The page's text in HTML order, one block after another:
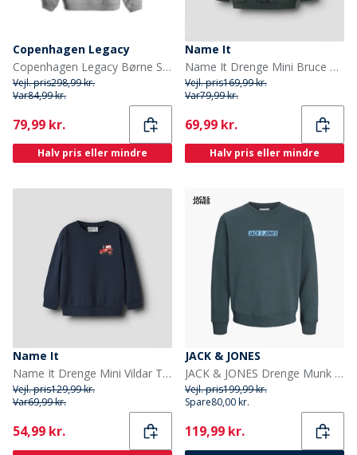
Copenhagen Legacy
Copenhagen Legacy Børne Sweatshirt Grå Melange
Vejl. pris298,99 kr.
Var84,99 kr.
Current
79,99 kr.
Halv pris eller mindre
Name It
Name It Drenge Mini Bruce Sweatshirt Shadow
Vejl. pris169,99 kr.
Var79,99 kr.
Current
69,99 kr.
Halv pris eller mindre
Name It
Name It Drenge Mini Vildar Traktor Sweatshirt Navy Blazer
Vejl. pris129,99 kr.
Var69,99 kr.
Current
54,99 kr.
JACK & JONES
JACK & JONES Drenge Munk Sweatshirt Turbulence
Vejl. pris199,99 kr.
Spare80,00 kr.
Current
119,99 kr.